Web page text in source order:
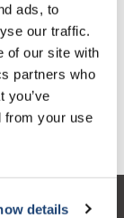
ads, to
our traffic.
of our site with
partners who
you’ve
from your use
details
btw
btw